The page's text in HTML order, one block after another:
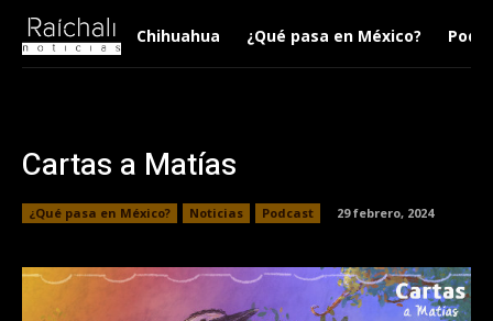
Chihuahua ¿Qué pasa en México?
Cartas a Matías
¿Qué pasa en México? Noticias Podcast 29 febrero, 2024